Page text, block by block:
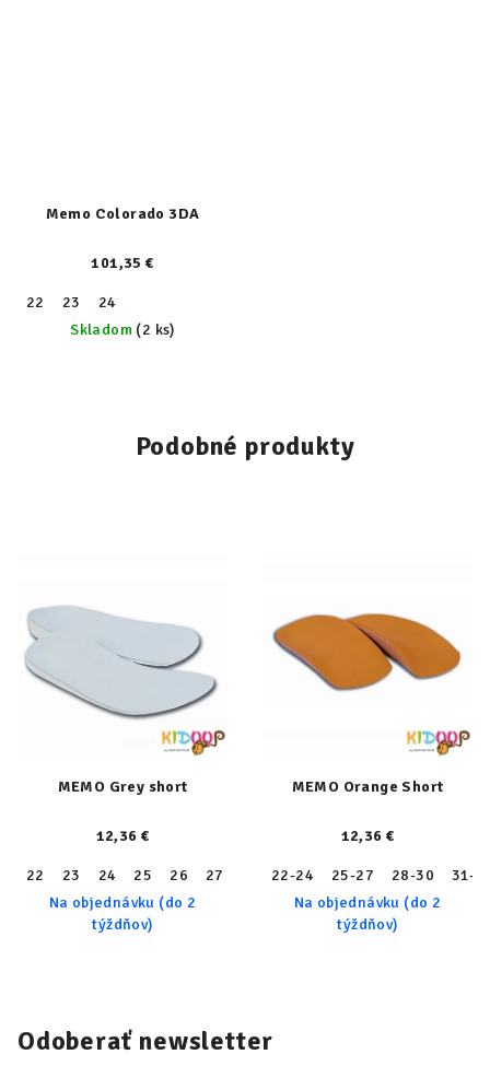
Memo Colorado 3DA
101,35 €
22 23
24
Skladom (2 ks)
Podobné produkty
MEMO Grey short
12,36 €
22 23 24 25 26 27 29 31 32 33
34
Na objednávku (do 2
týždňov)
MEMO Orange Short
12,36 €
22-24 25-27 28-30
31-
Na objednávku (do 2
týždňov)
Odoberať newsletter